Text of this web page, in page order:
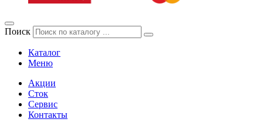
Поиск
Каталог
Меню
Акции
Сток
Сервис
Контакты